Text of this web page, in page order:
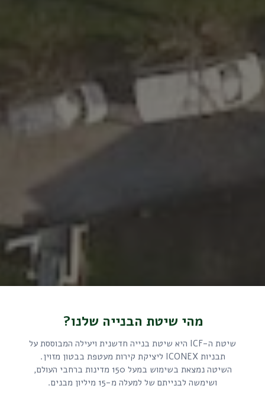
מהי שיטת הבנייה שלנו?
שיטת ה-ICF היא שיטת בנייה חדשנית ויעילה המבוססת על
תבניות ICONEX ליציקת קירות מעטפת בבטון מזוין.
השיטה נמצאת בשימוש במעל 150 מדינות ברחבי העולם,
ושימשה לבנייתם של למעלה מ-15 מיליון מבנים.